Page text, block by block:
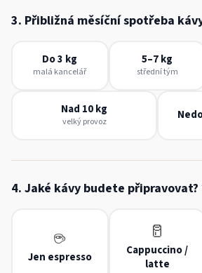
3. Přibližná měsíční spotřeba
Do 3 kg
malá kancelář
5–7 kg
střední tým
Nad 10 kg
velký provoz
4. Jaké kávy budete připravovat?
☕
Jen espresso
🥛
Cappuccino /
latte